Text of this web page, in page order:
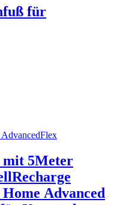
für
mit 5Meter
Advanced